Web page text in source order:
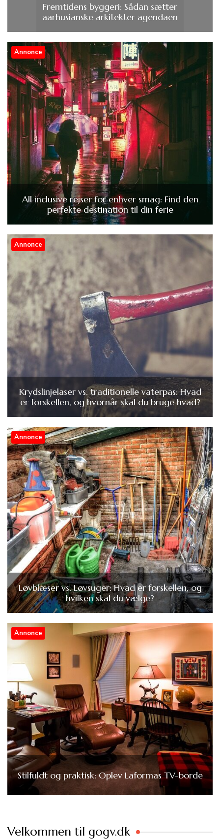
Fremtidens byggeri: Sådan sætter
aarhusianske arkitekter agendaen
Annonce
All inclusive rejser for enhver smag: Find den
perfekte destination til din ferie
Annonce
Krydslinjelaser vs. traditionelle vaterpas: Hvad
er forskellen, og hvornår skal du bruge hvad?
Annonce
Løvblæser vs. Løvsuger: Hvad er forskellen, og
hvilken skal du vælge?
Annonce
Stilfuldt og praktisk: Oplev Laformas TV-borde
Velkommen til gogv.dk